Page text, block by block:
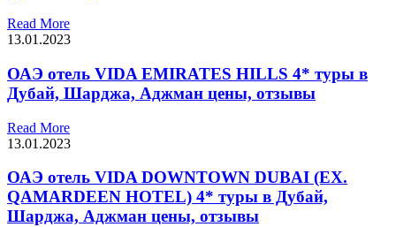
Read More
13.01.2023
ОАЭ отель VIDA EMIRATES HILLS 4* туры в
Дубай, Шарджа, Аджман цены, отзывы
Read More
13.01.2023
ОАЭ отель VIDA DOWNTOWN DUBAI (EX.
QAMARDEEN HOTEL) 4* туры в Дубай,
Шарджа, Аджман цены, отзывы